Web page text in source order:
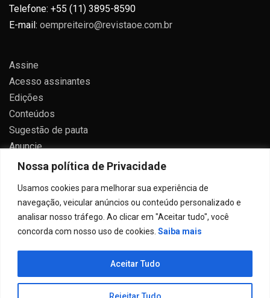
Nossa política de Privacidade
Usamos cookies para melhorar sua experiência de
navegação, veicular anúncios ou conteúdo personalizado e
analisar nosso tráfego. Ao clicar em "Aceitar tudo", você
concorda com nosso uso de cookies. Saiba mais
Rejeitar Tudo
Aceitar Tudo
Telefone: +55 (11) 3895-8590
E-mail: oempreiteiro@revistaoe.com.br
Assine
Acesso assinantes
Edições
Conteúdos
Sugestão de pauta
Anuncie
Contato
Todos direitos reservados 2024.
Proudly powered by WordPress|Theme: Allure News
Candid Themes